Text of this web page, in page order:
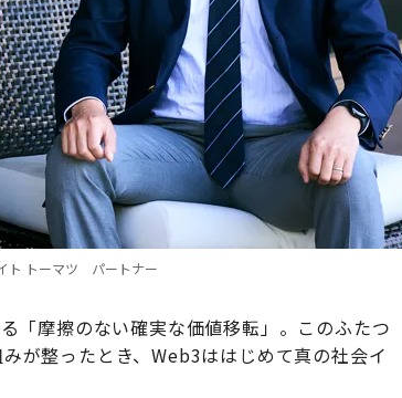
ト トーマツ パートナー
「摩擦のない確実な価値移転」。このふたつ
が整ったとき、Web3ははじめて真の社会イ